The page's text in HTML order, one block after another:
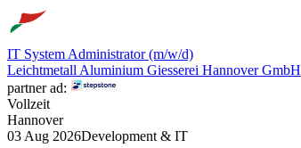
IT System Administrator (m/w/d)
Leichtmetall Aluminium Giesserei Hannover GmbH
partner ad:
Vollzeit
Hannover
03 Aug 2026Development & IT